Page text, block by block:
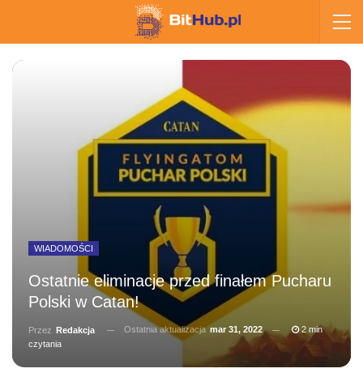
WIADOMOŚCI
Ostatnie eliminacje przed finałem Pucharu
Polski w Catan!
Przez Redakcja Ostatnia aktualizacjamar 31, 2022
2 min
czytania